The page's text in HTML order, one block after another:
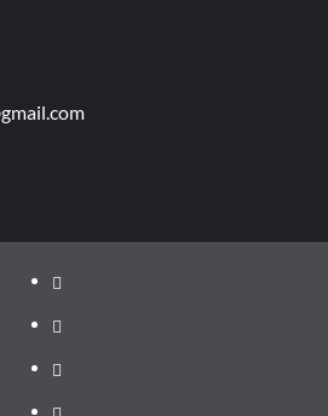
About
WEB
SERIES
TO
Dehradun
Smart
Life